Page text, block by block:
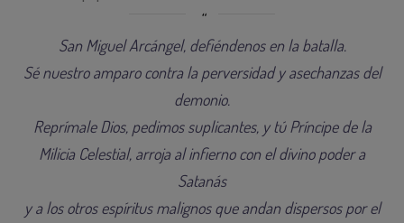
San Miguel Arcángel, defiéndenos en la batalla.
Sé nuestro amparo contra la perversidad y asechanzas del
demonio.
Reprímale Dios, pedimos suplicantes, y tú Príncipe de la
Milicia Celestial, arroja al infierno con el divino poder a
Satanás
y a los otros espíritus malignos que andan dispersos por el